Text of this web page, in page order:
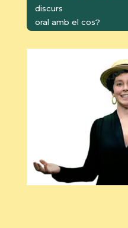
discurs
oral amb el cos?